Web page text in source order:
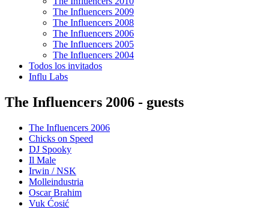
The Influencers 2009
The Influencers 2008
The Influencers 2006
The Influencers 2005
The Influencers 2004
Todos los invitados
Influ Labs
The Influencers 2006 - guests
The Influencers 2006
Chicks on Speed
DJ Spooky
Il Male
Irwin / NSK
Molleindustria
Oscar Brahim
Vuk Ćosić